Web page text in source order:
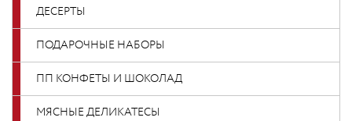
ДЕСЕРТЫ
ПОДАРОЧНЫЕ НАБОРЫ
ПП КОНФЕТЫ И ШОКОЛАД
МЯСНЫЕ ДЕЛИКАТЕСЫ